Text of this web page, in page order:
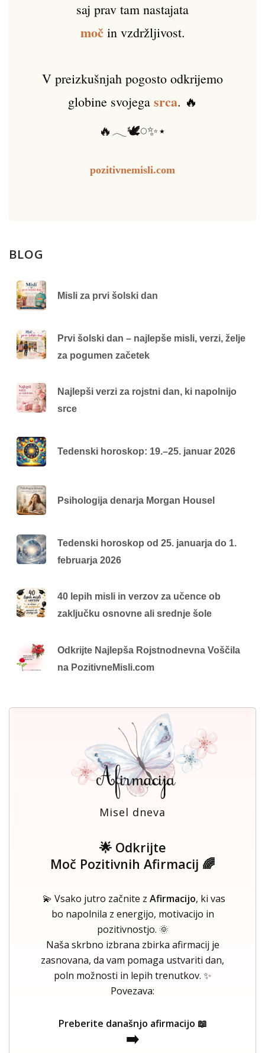
saj prav tam nastajata
močin vzdržljivost.
V preizkušnjah pogosto odkrijemo
globine svojega srca. 🔥
🔥𓂃🕊️𓏸✨⋆
pozitivnemisli.com
BLOG
Misli za prvi šolski dan
Prvi šolski dan – najlepše misli, verzi, želje
za pogumen začetek
Najlepši verzi za rojstni dan, ki napolnijo
srce
Tedenski horoskop: 19.–25. januar 2026
Psihologija denarja Morgan Housel
Tedenski horoskop od 25. januarja do 1.
februarja 2026
40 lepih misli in verzov za učence ob
zaključku osnovne ali srednje šole
Odkrijte Najlepša Rojstnodnevna Voščila
na PozitivneMisli.com
Misel dneva
🌟 Odkrijte
Moč Pozitivnih Afirmacij 🌈
💫 Vsako jutro začnite z Afirmacijo, ki vas
bo napolnila z energijo, motivacijo in
pozitivnostjo. 🌞
Naša skrbno izbrana zbirka afirmacij je
zasnovana, da vam pomaga ustvariti dan,
poln možnosti in lepih trenutkov. ✨
Povezava:
Preberite današnjo afirmacijo 📖
➡️